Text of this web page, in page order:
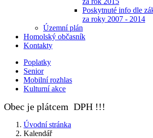
Poskytnuté info dle
za roky 2007 - 2014
Územní plán
Homolský občasník
Kontakty
Poplatky
Senior
Mobilní rozhlas
Kulturní akce
Obec je plátcem DPH !!!
Úvodní stránka
Kalendář